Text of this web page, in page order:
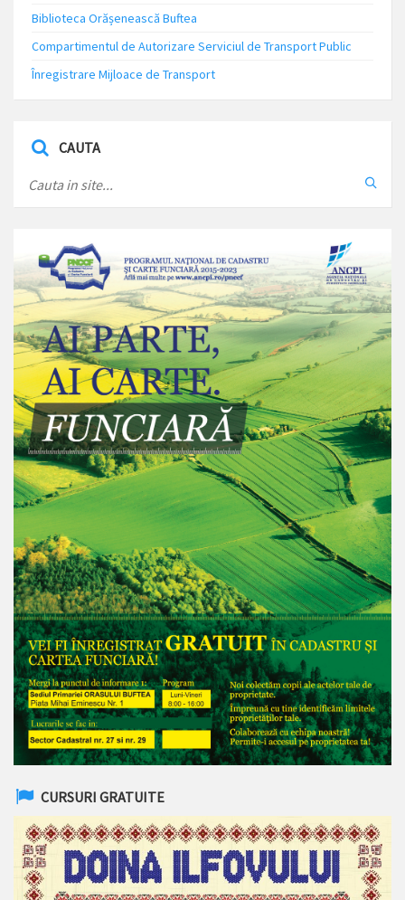
Biblioteca Orășenească Buftea
Compartimentul de Autorizare Serviciul de Transport Public
Înregistrare Mijloace de Transport
CAUTA
CURSURI GRATUITE